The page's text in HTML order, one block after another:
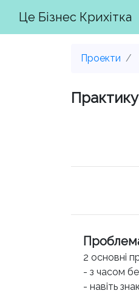
Це Бізнес Крихітка
Проекти
2 основні
- з часом
- навіть